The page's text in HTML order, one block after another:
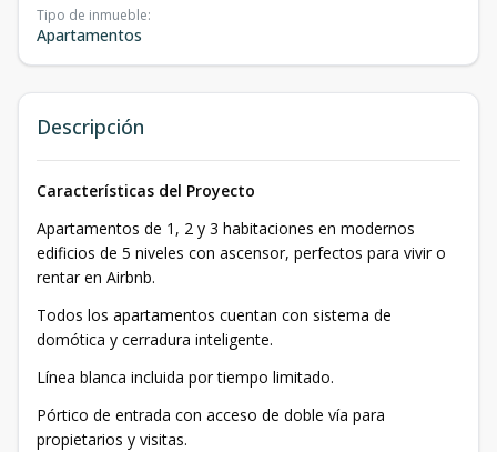
Tipo de inmueble:
Apartamentos
Descripción
Características del Proyecto
Apartamentos de 1, 2 y 3 habitaciones en modernos
edificios de 5 niveles con ascensor, perfectos para vivir o
rentar en Airbnb.
Todos los apartamentos cuentan con sistema de
domótica y cerradura inteligente.
Línea blanca incluida por tiempo limitado.
Pórtico de entrada con acceso de doble vía para
propietarios y visitas.